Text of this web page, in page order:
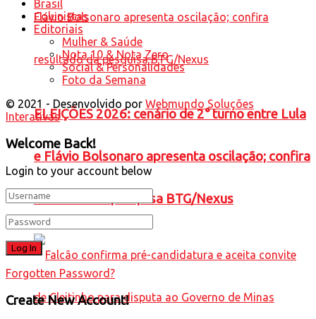
ELEIÇÕES 2026: cenário de 2° turno entre Lula
e Flávio Bolsonaro apresenta oscilação; confira
resultado da pesquisa BTG/Nexus
Brasil
Colunistas
Editoriais
Mulher & Saúde
Nota 10 & Nota Zero
Social & Personalidades
Foto da Semana
© 2021 - Desenvolvido por Webmundo Soluções
Interativas
Welcome Back!
Login to your account below
Forgotten Password?
Create New Account!